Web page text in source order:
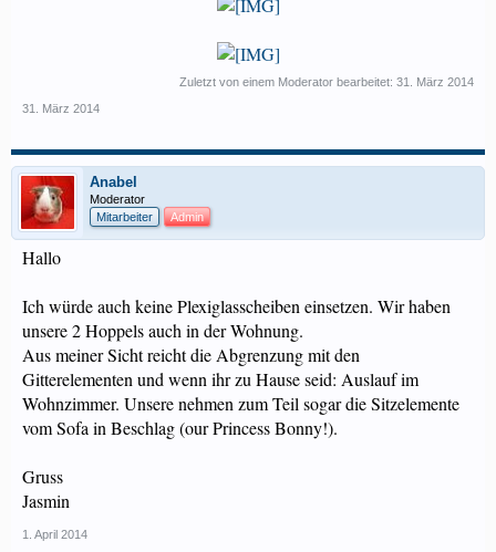
Zuletzt von einem Moderator bearbeitet: 31. März 2014
31. März 2014
Anabel
Moderator
Mitarbeiter
Admin
Hallo
Ich würde auch keine Plexiglasscheiben einsetzen. Wir haben
unsere 2 Hoppels auch in der Wohnung.
Aus meiner Sicht reicht die Abgrenzung mit den
Gitterelementen und wenn ihr zu Hause seid: Auslauf im
Wohnzimmer. Unsere nehmen zum Teil sogar die Sitzelemente
vom Sofa in Beschlag (our Princess Bonny!).
Gruss
Jasmin
1. April 2014